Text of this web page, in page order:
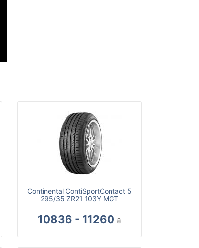
Continental ContiSportContact 5
295/35 ZR21 103Y MGT
10836 - 11260 ₴